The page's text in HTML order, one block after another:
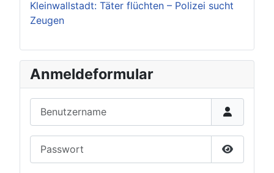
Kleinwallstadt: Täter flüchten – Polizei sucht
Zeugen
Anmeldeformular
Passwort